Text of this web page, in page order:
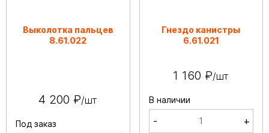
Выколотка пальцев
8.61.022
4 200 ₽/шт
Под заказ
Гнездо канистры
6.61.021
1 160 ₽/шт
В наличии
- +